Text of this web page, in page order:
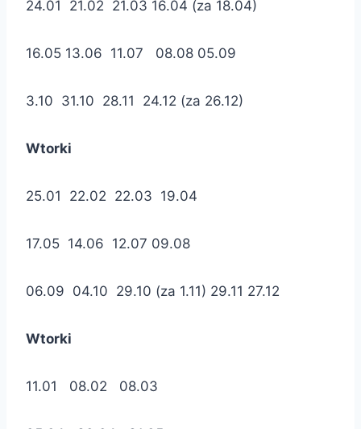
24.01 21.02 21.03 16.04 (za 18.04)
16.05 13.06 11.07 08.08 05.09
3.10 31.10 28.11 24.12 (za 26.12)
Wtorki
25.01 22.02 22.03 19.04
17.05 14.06 12.07 09.08
06.09 04.10 29.10 (za 1.11) 29.11 27.12
Wtorki
11.01 08.02 08.03